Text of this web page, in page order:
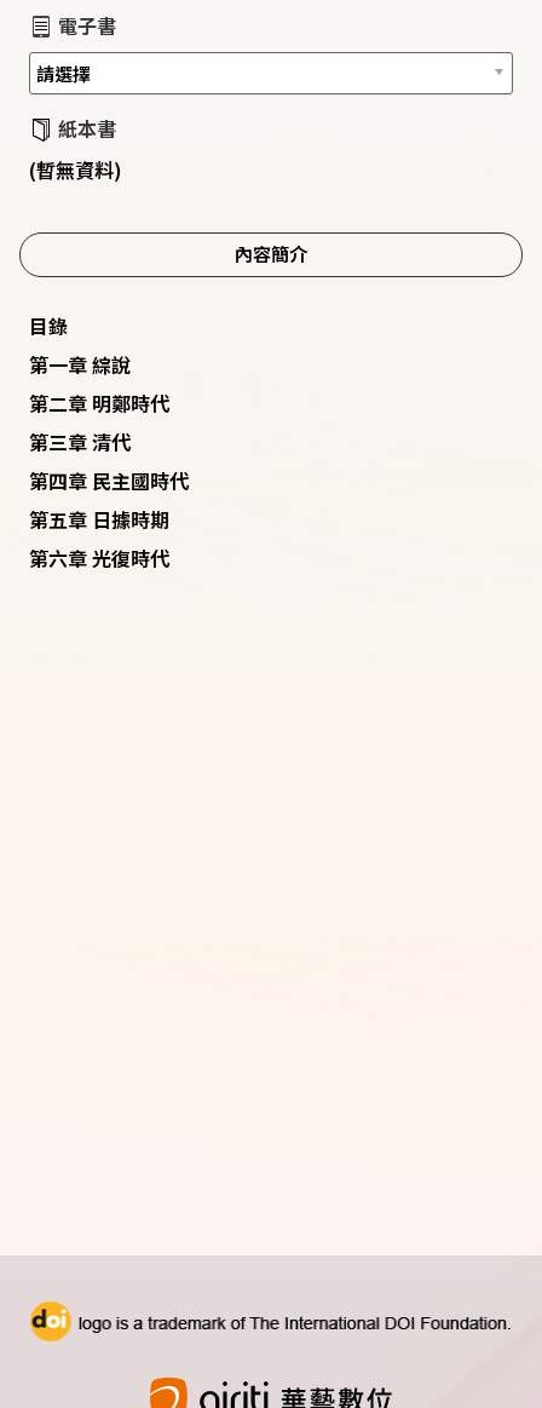
電子書
紙本書
(暫無資料)
內容簡介
目錄
第一章 綜說
第二章 明鄭時代
第三章 清代
第四章 民主國時代
第五章 日據時期
第六章 光復時代